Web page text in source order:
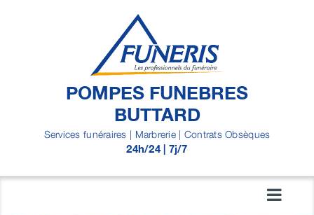
POMPES FUNEBRES
BUTTARD
Services funéraires | Marbrerie | Contrats Obsèques
24h/24 | 7j/7